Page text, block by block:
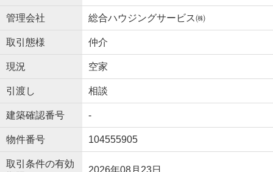
管理会社 総合ハウジングサービス㈱
取引態様 仲介
現況 空家
引渡し 相談
建築確認番号 -
物件番号 104555905
取引条件の有効